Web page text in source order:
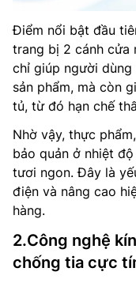
Điểm nổi bật đầu
trang bị 2 cánh cửa
chỉ giúp người
sản phẩm, mà còn
tủ, từ đó hạn chế
Nhờ vậy, thực
bảo quản ở nhiệt
tươi ngon. Đây là
điện và nâng cao
hàng.
2.Công nghệ
chống tia cực